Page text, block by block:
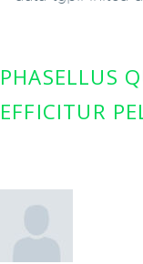
PHASELLUS
EFFICITUR